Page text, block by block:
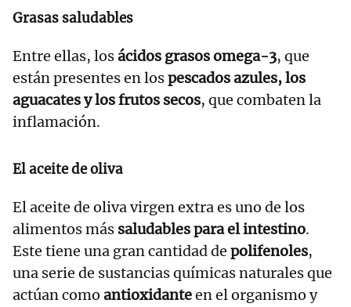
Grasas saludables
Entre ellas, losácidos grasos omega-3, que
están presentes en lospescados azules, los
aguacates y los frutos secos, que combaten la
inflamación.
El aceite de oliva
El aceite de oliva virgen extra es uno de los
alimentos más saludables para el intestino.
Este tiene una gran cantidad de polifenoles,
una serie de sustancias químicas naturales que
actúan como antioxidanteen el organismo y